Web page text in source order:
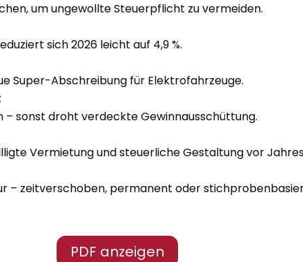
um ungewollte Steuerpflicht zu vermeiden.
sich 2026 leicht auf 4,9 %.
Super-Abschreibung für Elektrofahrzeuge.
sonst droht verdeckte Gewinnausschüttung.
Vermietung und steuerliche Gestaltung vor
– zeitverschoben, permanent oder
PDF anzeigen